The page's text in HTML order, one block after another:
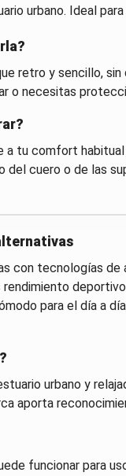
urbano. Ideal
retro y sencillo,
o necesitas
a tu comfort
cuero o de las
con tecnologías de
rendimiento
para el día a
urbano y
aporta
funcionar para